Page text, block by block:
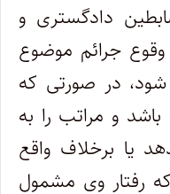
ضابطین دادگستری و
وقوع جرائم موضوع
(۷۰۹) مطلع شود، در صورتی که
و مراتب را به
یا برخلاف واقع
رفتار وی مشمول